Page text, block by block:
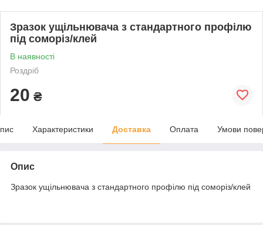
Зразок ущільнювача з стандартного профілю
під соморіз/клей
В наявності
Роздріб
20 ₴
Характеристики Доставка Оплата Умови
Опис
Зразок ущільнювача з стандартного профілю під соморіз/клей